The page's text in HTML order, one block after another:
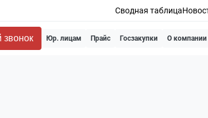
Сводная таблица
Юр. лицам Прайс Госзакупки О компании